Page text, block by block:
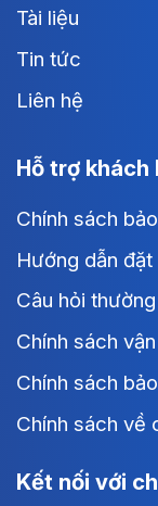
Tài liệu
Tin tức
Liên hệ
Hỗ trợ khách
Chính sách
Hướng dẫn đặt
Câu hỏi
Chính sách
Chính sách
Chính sách về
Kết nối với